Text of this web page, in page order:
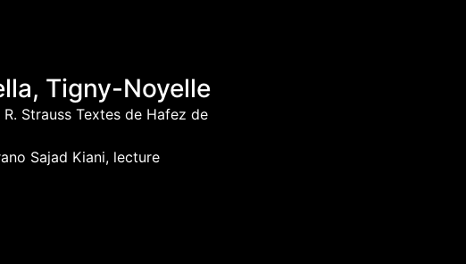
Tigny-Noyelle
R. Strauss Textes de Hafez de
Sajad Kiani, lecture